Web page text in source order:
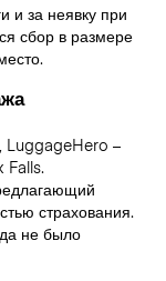
и за неявку при
сбор в размере
LuggageHero –
Falls.
страхования.
не было